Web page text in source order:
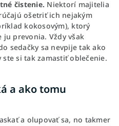
čistenie. Niektorí majitelia
ošetriť ich nejakým
kokosovým), ktorý
prevonia. Vždy však
sedačky sa nevpije tak ako
si tak zamastiť oblečenie.
a ako tomu
a olupovať sa, no takmer